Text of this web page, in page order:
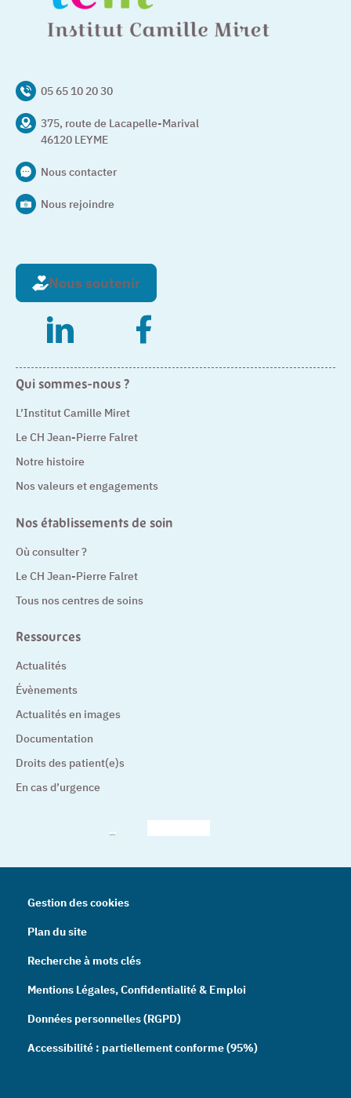
05 65 10 20 30
375, route de Lacapelle-Marival
46120 LEYME
Nous contacter
Nous rejoindre
Nous soutenir
– Nouvelle fenêtre– Nouvelle fenêtre
Qui sommes-nous ?
L’Institut Camille Miret
Le CH Jean-Pierre Falret
Notre histoire
Nos valeurs et engagements
Nos établissements de soin
Où consulter ?
Le CH Jean-Pierre Falret
Tous nos centres de soins
Ressources
Actualités
Évènements
Actualités en images
Documentation
Droits des patient(e)s
En cas d’urgence
Gestion des cookies
Plan du site
Recherche à mots clés
Mentions Légales, Confidentialité & Emploi
Données personnelles (RGPD)
Accessibilité : partiellement conforme (95%)